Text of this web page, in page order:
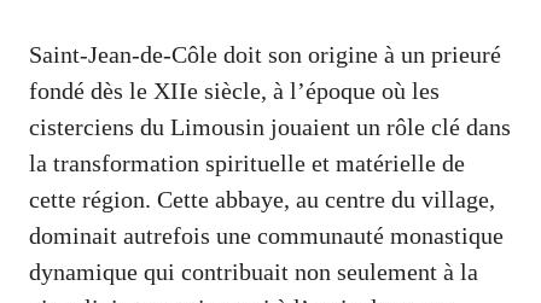
Saint-Jean-de-Côle doit son origine à un prieuré
fondé dès le XIIe siècle, à l’époque où les
cisterciens du Limousin jouaient un rôle clé dans
la transformation spirituelle et matérielle de
cette région. Cette abbaye, au centre du village,
dominait autrefois une communauté monastique
dynamique qui contribuait non seulement à la